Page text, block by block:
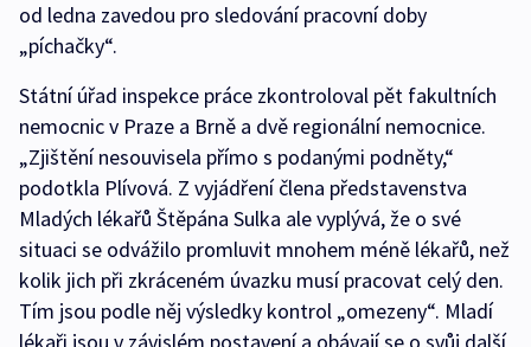
od ledna zavedou pro sledování pracovní doby
„píchačky“.
Státní úřad inspekce práce zkontroloval pět fakultních
nemocnic v Praze a Brně a dvě regionální nemocnice.
„Zjištění nesouvisela přímo s podanými podněty,“
podotkla Plívová. Z vyjádření člena představenstva
Mladých lékařů Štěpána Sulka ale vyplývá, že o své
situaci se odvážilo promluvit mnohem méně lékařů, než
kolik jich při zkráceném úvazku musí pracovat celý den.
Tím jsou podle něj výsledky kontrol „omezeny“. Mladí